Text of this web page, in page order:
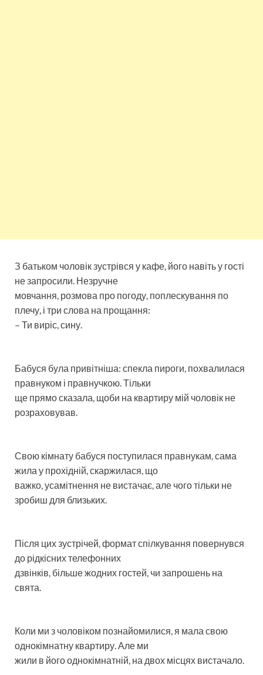
З батьком чоловік зустрівся у кафе, його навіть у гості
не запросили. Незручне
мовчання, розмова про погоду, поплескування по
плечу, і три слова на прощання:
– Ти виріс, сину.
Бабуся була привітніша: спекла пироги, похвалилася
правнуком і правнучкою. Тільки
ще прямо сказала, щоби на квартиру мій чоловік не
розраховував.
Свою кімнату бабуся поступилася правнукам, сама
жила у прохідній, скаржилася, що
важко, усамітнення не вистачає, але чого тільки не
зробиш для близьких.
Після цих зустрічей, формат спілкування повернувся
до рідкісних телефонних
дзвінків, більше жодних гостей, чи запрошень на
свята.
Коли ми з чоловіком познайомилися, я мала свою
однокімнатну квартиру. Але ми
жили в його однокімнатній, на двох місцях вистачало.